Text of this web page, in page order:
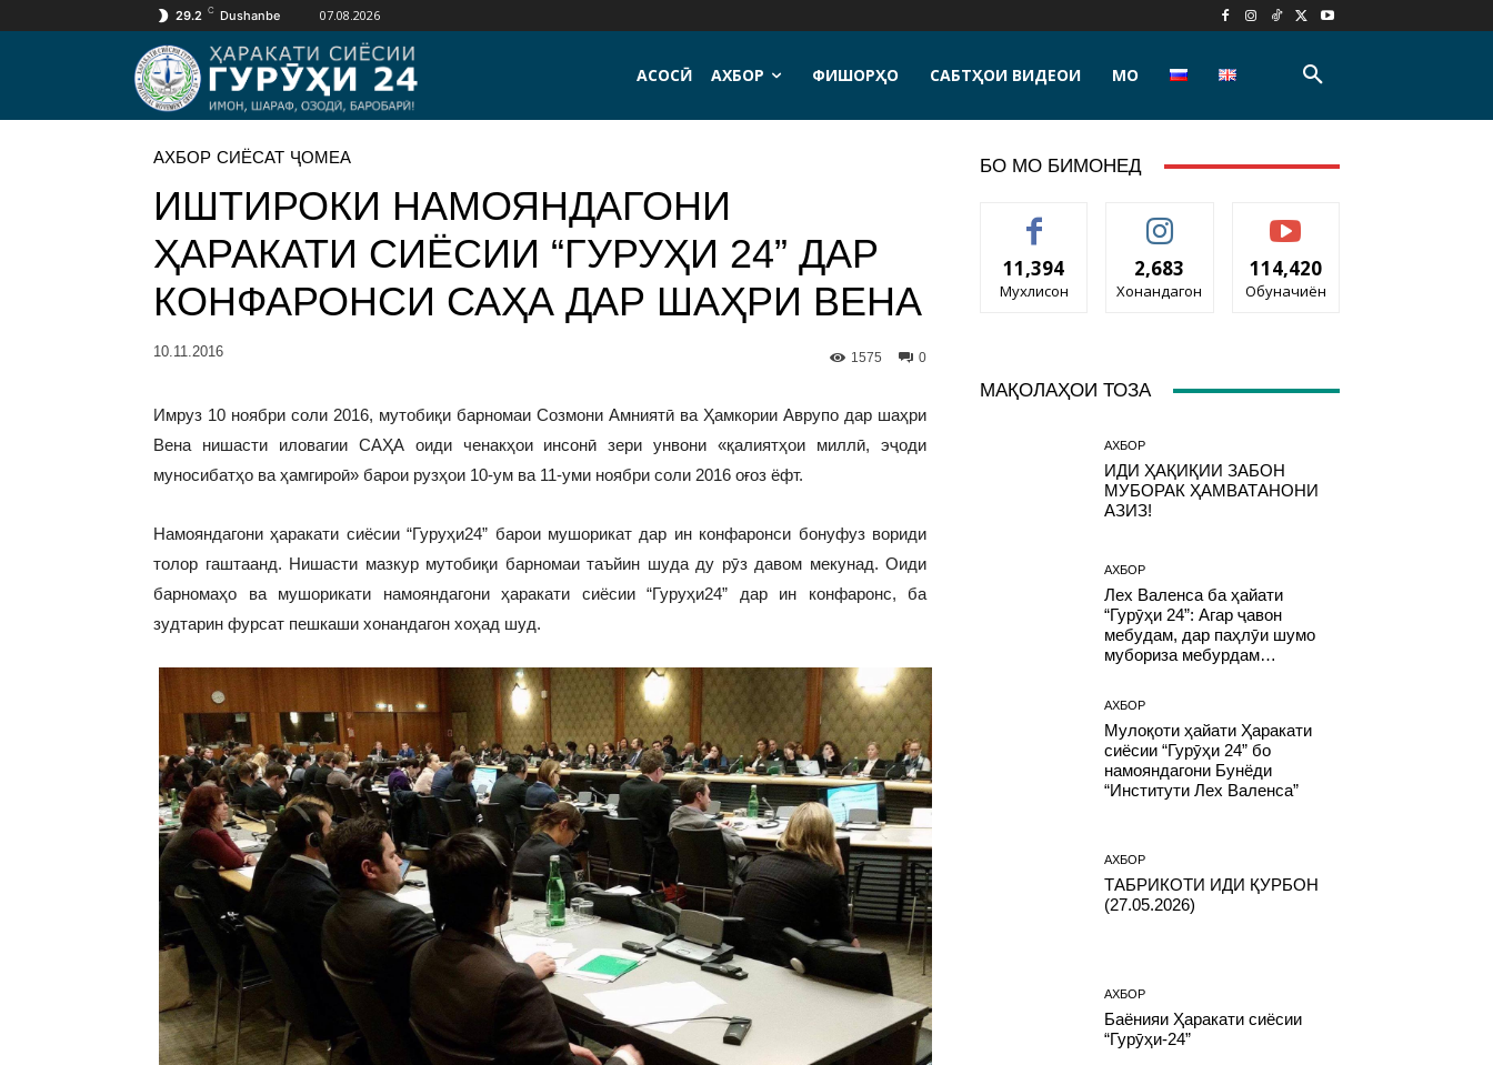
29.2 C Dushanbe 07.08.2026
АСОСӢ АХБОР ФИШОРҲО САБТҲОИ ВИДЕОИ МО
АХБОР СИЁСАТ ҶОМЕА
ИШТИРОКИ НАМОЯНДАГОНИ
ҲАРАКАТИ СИЁСИИ “ГУРУҲИ 24” ДАР
КОНФАРОНСИ САҲА ДАР ШАҲРИ ВЕНА
10.11.2016 0
1575
Имруз 10 ноябри соли 2016, мутобиқи барномаи Созмони Амниятӣ ва Ҳамкории Аврупо дар шаҳри
Вена нишасти иловагии САҲА оиди ченакҳои инсонӣ зери унвони «қалиятҳои миллӣ, эҷоди
муносибатҳо ва ҳамгироӣ» барои рузҳои 10-ум ва 11-уми ноябри соли 2016 оғоз ёфт.
Намояндагони ҳаракати сиёсии “Гуруҳи24” барои мушорикат дар ин конфаронси бонуфуз вориди
толор гаштаанд. Нишасти мазкур мутобиқи барномаи таъйин шуда ду рӯз давом мекунад. Оиди
барномаҳо ва мушорикати намояндагони ҳаракати сиёсии “Гуруҳи24” дар ин конфаронс, ба
зудтарин фурсат пешкаши хонандагон хоҳад шуд.
БО МО БИМОНЕД
11,394
Мухлисон
2,683
Хонандагон
114,420
Обуначиён
МАҚОЛАҲОИ ТОЗА
АХБОР
ИДИ ҲАҚИҚИИ ЗАБОН
МУБОРАК ҲАМВАТАНОНИ
АЗИЗ!
АХБОР
Лех Валенса ба ҳайати
“Гурӯҳи 24”: Агар ҷавон
мебудам, дар паҳлӯи шумо
мубориза мебурдам…
АХБОР
Мулоқоти ҳайати Ҳаракати
сиёсии “Гурӯҳи 24” бо
намояндагони Бунёди
“Институти Лех Валенса”
АХБОР
ТАБРИКОТИ ИДИ ҚУРБОН
(27.05.2026)
АХБОР
Баёнияи Ҳаракати сиёсии
“Гурӯҳи-24”